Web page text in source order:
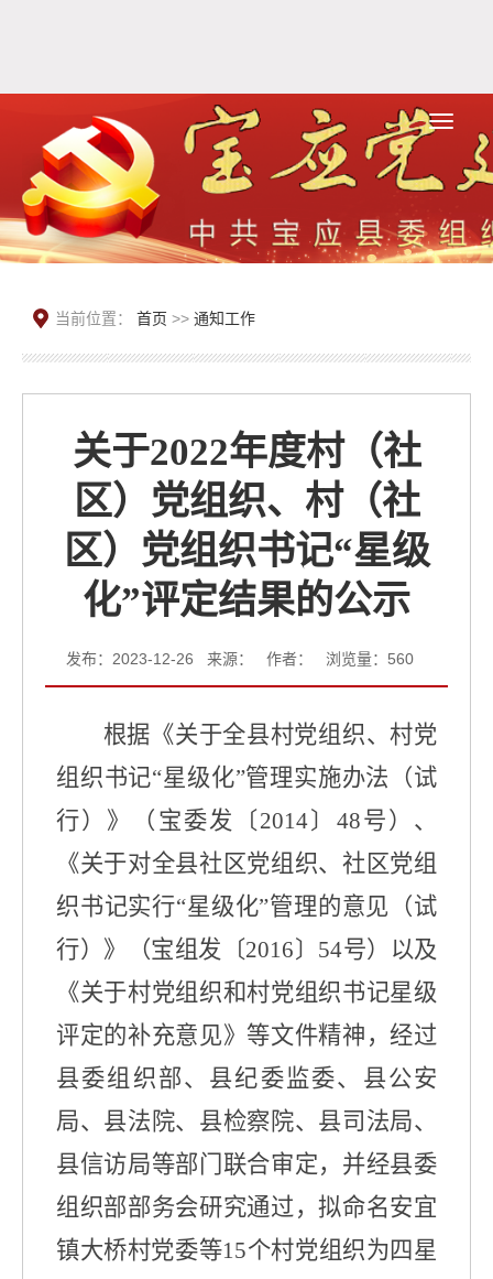
当前位置： 首页 >> 通知工作
关于2022年度村（社
区）党组织、村（社
区）党组织书记“星级
化”评定结果的公示
发布：2023-12-26 来源： 作者： 浏览量： 560
根据《关于全县村党组织、村党
组织书记“星级化”管理实施办法（试
行）》（宝委发〔 2014〕 48号）、
《关于对全县社区党组织、社区党组
织书记实行“星级化”管理的意见（试
行）》（宝组发〔2016〕 54号）以及
《关于村党组织和村党组织书记星级
评定的补充意见》等文件精神，经过
县委组织部、县纪委监委、县公安
局、县法院、县检察院、县司法局、
县信访局等部门联合审定，并经县委
组织部部务会研究通过，拟命名安宜
镇大桥村党委等15个村党组织为四星